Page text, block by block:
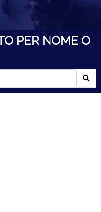
PER NOME O